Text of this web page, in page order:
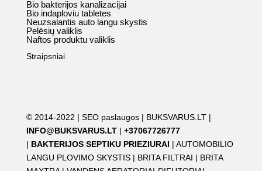
Bio bakterijos kanalizacijai
Bio indaploviu tabletes
Neuzsalantis auto langu skystis
Pelėsių valiklis
Naftos produktu valiklis
Straipsniai
© 2014-2022 | SEO paslaugos| BUKSVARUS.LT|
INFO@BUKSVARUS.LT| +37067726777
| BAKTERIJOS SEPTIKU PRIEZIURAI | AUTOMOBILIO
LANGU PLOVIMO SKYSTIS| BRITA FILTRAI | BRITA